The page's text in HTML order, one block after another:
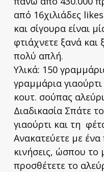
από 16χιλιάδες
και σίγουρα είναι
φτιάχνετε ξανά και
πολύ απλή.
Υλικά: 150
γραμμάρια
κουτ. σούπας αλεύρι
Διαδικασία Σπάτε
γιαούρτι και τη
Ανακατεύετε με ένα
κινήσεις, ώσπου το
προσθέτετε το